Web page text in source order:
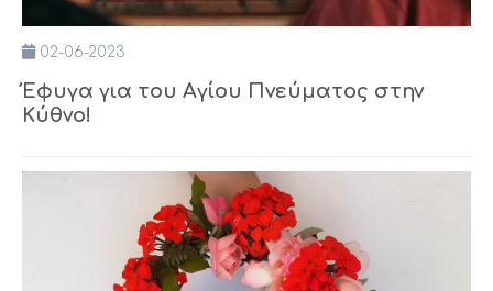
02-06-2023
Έφυγα για του Αγίου Πνεύματος στην
Κύθνο!